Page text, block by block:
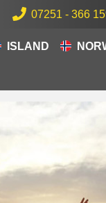
07251 - 366
ISLAND